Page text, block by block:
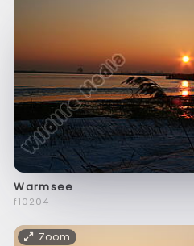
Warmsee
f10204
Zoom